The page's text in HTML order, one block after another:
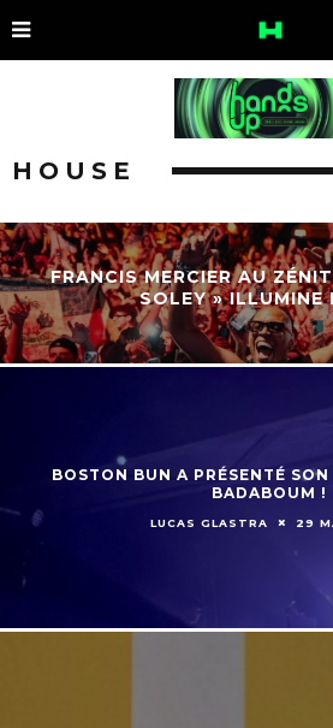
HOUSE
FRANCIS MERCIER AU
SOLEY » ILLUMINE
BOSTON BUN A PRÉSENTÉ
BADABOUM !
LUCAS GLASTRA 29